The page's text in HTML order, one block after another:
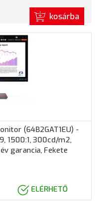
kosárba
(64B2GAT1EU) -
1500:1, 300cd/m2,
garancia, Fekete
ELÉRHETŐ